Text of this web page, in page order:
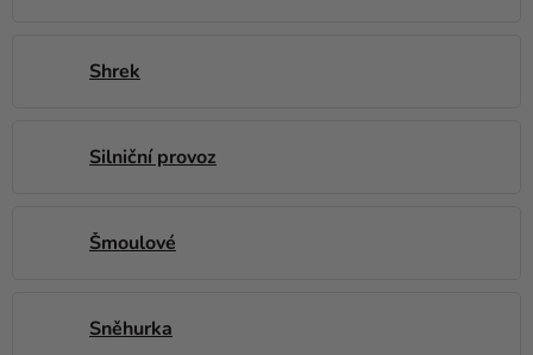
Shrek
Silniční provoz
Šmoulové
Sněhurka